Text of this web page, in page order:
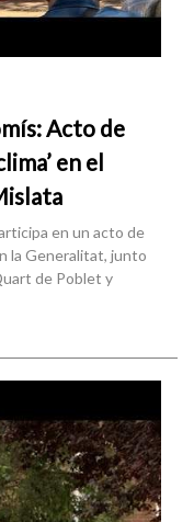
Acto de
en el
en un acto de
la Generalitat, junto
de Poblet y